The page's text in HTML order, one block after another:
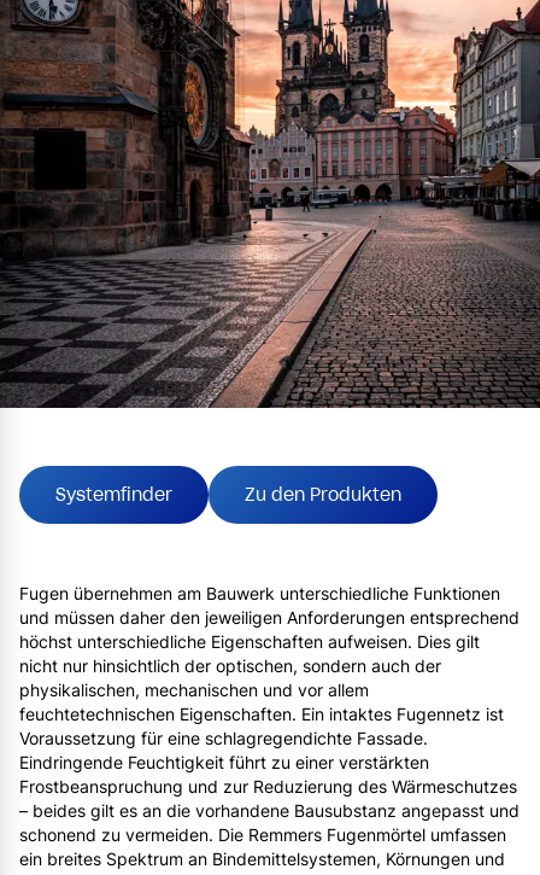
Systemfinder Zu den Produkten
Fugen übernehmen am Bauwerk unterschiedliche Funktionen
und müssen daher den jeweiligen Anforderungen entsprechend
höchst unterschiedliche Eigenschaften aufweisen. Dies gilt
nicht nur hinsichtlich der optischen, sondern auch der
physikalischen, mechanischen und vor allem
feuchtetechnischen Eigenschaften. Ein intaktes Fugennetz ist
Voraussetzung für eine schlagregendichte Fassade.
Eindringende Feuchtigkeit führt zu einer verstärkten
Frostbeanspruchung und zur Reduzierung des Wärmeschutzes
– beides gilt es an die vorhandene Bausubstanz angepasst und
schonend zu vermeiden. Die Remmers Fugenmörtel umfassen
ein breites Spektrum an Bindemittelsystemen, Körnungen und